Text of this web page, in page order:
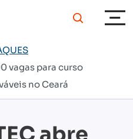
vagas para curso
no Ceará